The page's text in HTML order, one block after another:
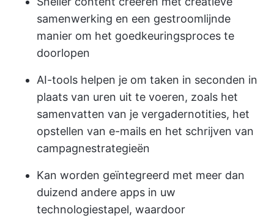
samenwerking en een gestroomlijnde
manier om het goedkeuringsproces te
doorlopen
AI-tools helpen je om taken in seconden in
plaats van uren uit te voeren, zoals het
samenvatten van je vergadernotities, het
opstellen van e-mails en het schrijven van
campagnestrategieën
Kan worden geïntegreerd met meer dan
duizend andere apps in uw
technologiestapel, waardoor